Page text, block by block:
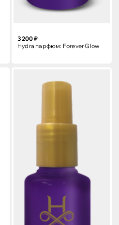
3 200 ₽
Hydra парфюм: Forever Glow